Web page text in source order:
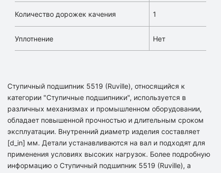
Количество дорожек качения 1
Уплотнение Нет
Ступичный подшипник 5519 (Ruville), относящийся к
категории "Ступичные подшипники", используется в
различных механизмах и промышленном оборудовании,
обладает повышенной прочностью и длительным сроком
эксплуатации. Внутренний диаметр изделия составляет
[d_in] мм. Детали устанавливаются на вал и подходят для
применения условиях высоких нагрузок. Более подробную
информацию о Ступичный подшипник 5519 (Ruville), а